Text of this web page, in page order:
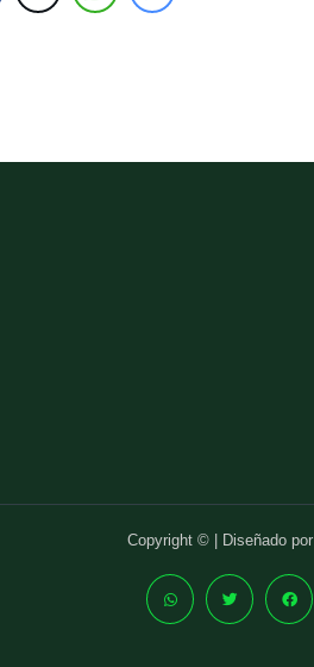
Copyright © | Diseñado por